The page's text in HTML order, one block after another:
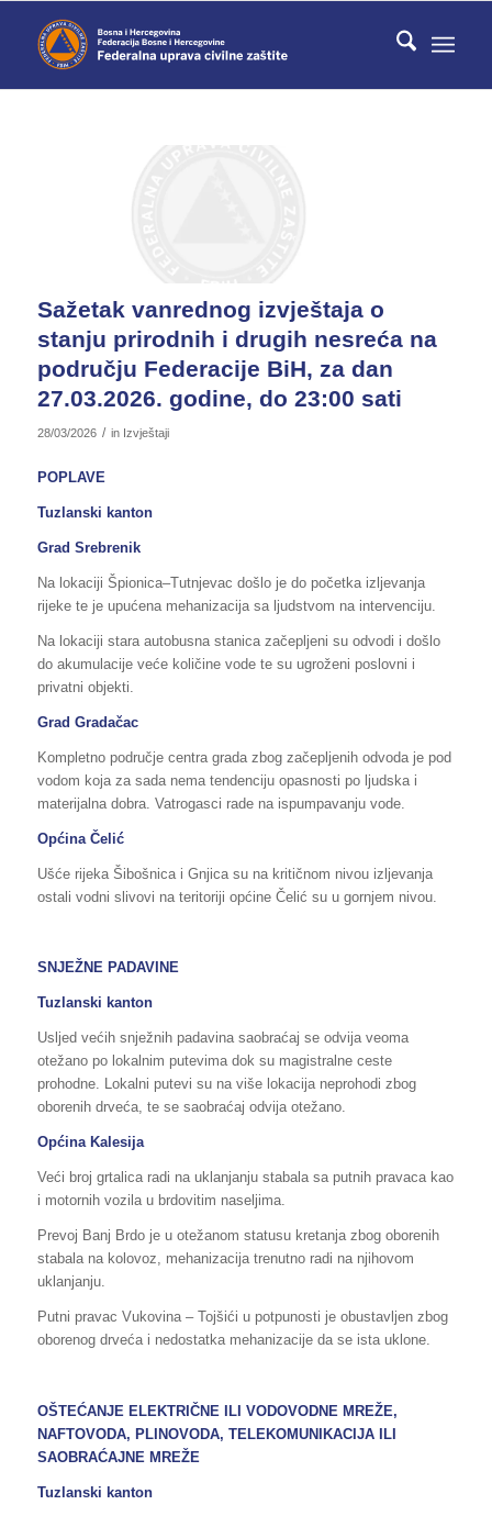
Sažetak vanrednog izvještaja o
stanju prirodnih i drugih nesreća na
području Federacije BiH, za dan
27.03.2026. godine, do 23:00 sati
28/03/2026 / in Izvještaji
POPLAVE
Tuzlanski kanton
Grad Srebrenik
Na lokaciji Špionica–Tutnjevac došlo je do početka izljevanja
rijeke te je upućena mehanizacija sa ljudstvom na intervenciju.
Na lokaciji stara autobusna stanica začepljeni su odvodi i došlo
do akumulacije veće količine vode te su ugroženi poslovni i
privatni objekti.
Grad Gradačac
Kompletno područje centra grada zbog začepljenih odvoda je pod
vodom koja za sada nema tendenciju opasnosti po ljudska i
materijalna dobra. Vatrogasci rade na ispumpavanju vode.
Općina Čelić
Ušće rijeka Šibošnica i Gnjica su na kritičnom nivou izljevanja
ostali vodni slivovi na teritoriji općine Čelić su u gornjem nivou.
SNJEŽNE PADAVINE
Tuzlanski kanton
Usljed većih snježnih padavina saobraćaj se odvija veoma
otežano po lokalnim putevima dok su magistralne ceste
prohodne. Lokalni putevi su na više lokacija neprohodi zbog
oborenih drveća, te se saobraćaj odvija otežano.
Općina Kalesija
Veći broj grtalica radi na uklanjanju stabala sa putnih pravaca kao
i motornih vozila u brdovitim naseljima.
Prevoj Banj Brdo je u otežanom statusu kretanja zbog oborenih
stabala na kolovoz, mehanizacija trenutno radi na njihovom
uklanjanju.
Putni pravac Vukovina – Tojšići u potpunosti je obustavljen zbog
oborenog drveća i nedostatka mehanizacije da se ista uklone.
OŠTEĆANJE ELEKTRIČNE ILI VODOVODNE MREŽE,
NAFTOVODA, PLINOVODA, TELEKOMUNIKACIJA ILI
SAOBRAĆAJNE MREŽE
Tuzlanski kanton